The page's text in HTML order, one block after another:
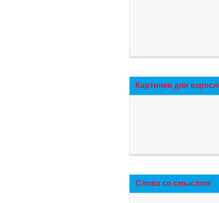
Картинки для
Слова со смыслом